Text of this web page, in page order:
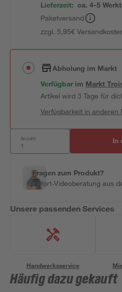
Lieferzeit: ca. 4-5
Paketversand
zzgl. 5,95€
Abholung im Markt
Verfügbar im Markt
Artikel wird 3 Tage für
Verfügbarkeit in anderen
Anzahl: In
Fragen zum Produkt?
Sofort-Videoberatung aus
Unsere passenden Services
Handwerksservice
Häufig dazu gekauft